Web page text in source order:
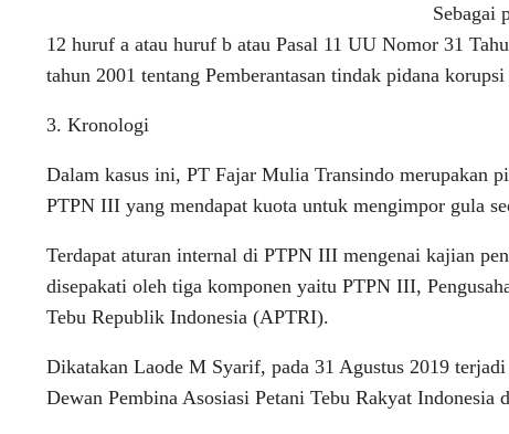
Sebagai
12 huruf a atau huruf b atau Pasal 11 UU Nomor 31
tahun 2001 tentang Pemberantasan tindak pidana
3. Kronologi
Dalam kasus ini, PT Fajar Mulia Transindo merupakan
PTPN III yang mendapat kuota untuk mengimpor gula
Terdapat aturan internal di PTPN III mengenai kajian
disepakati oleh tiga komponen yaitu PTPN III,
Tebu Republik Indonesia (APTRI).
Dikatakan Laode M Syarif, pada 31 Agustus 2019
Dewan Pembina Asosiasi Petani Tebu Rakyat Indonesia